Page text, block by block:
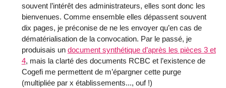
souvent l’intérêt des administrateurs, elles sont donc les
bienvenues. Comme ensemble elles dépassent souvent
dix pages, je préconise de ne les envoyer qu’en cas de
dématérialisation de la convocation. Par le passé, je
produisais un document synthétique d’après les pièces 3 et
4, mais la clarté des documents RCBC et l’existence de
Cogefi me permettent de m’épargner cette purge
(multipliée par x établissements..., ouf !)